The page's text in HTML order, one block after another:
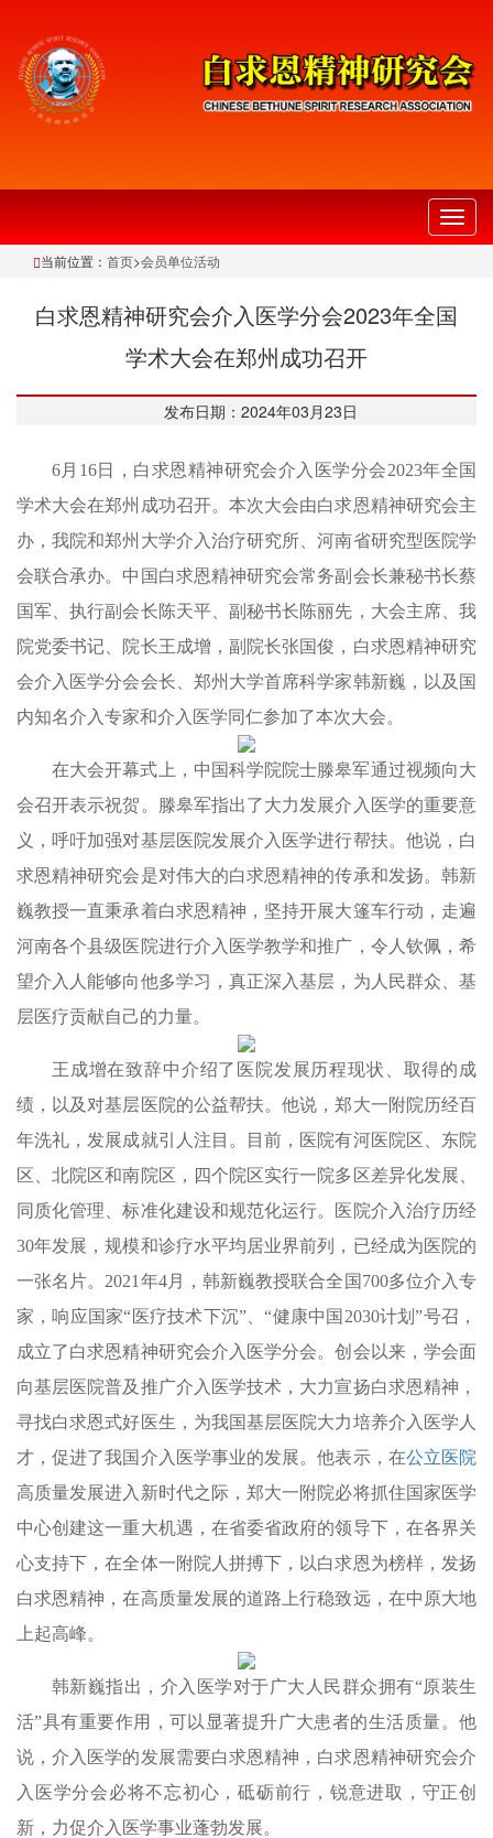
切
换
当前位置： 首页>会员单位活动
白求恩精神研究会介入医学分会2023年全国
学术大会在郑州成功召开
发布日期：2024年03月23日
6月16日，白求恩精神研究会介入医学分会2023年全国
学术大会在郑州成功召开。本次大会由白求恩精神研究会主
办，我院和郑州大学介入治疗研究所、河南省研究型医院学
会联合承办。中国白求恩精神研究会常务副会长兼秘书长蔡
国军、执行副会长陈天平、副秘书长陈丽先，大会主席、我
院党委书记、院长王成增，副院长张国俊，白求恩精神研究
会介入医学分会会长、郑州大学首席科学家韩新巍，以及国
内知名介入专家和介入医学同仁参加了本次大会。
在大会开幕式上，中国科学院院士滕皋军通过视频向大
会召开表示祝贺。滕皋军指出了大力发展介入医学的重要意
义，呼吁加强对基层医院发展介入医学进行帮扶。他说，白
求恩精神研究会是对伟大的白求恩精神的传承和发扬。韩新
巍教授一直秉承着白求恩精神，坚持开展大篷车行动，走遍
河南各个县级医院进行介入医学教学和推广，令人钦佩，希
望介入人能够向他多学习，真正深入基层，为人民群众、基
层医疗贡献自己的力量。
王成增在致辞中介绍了医院发展历程现状、取得的成
绩，以及对基层医院的公益帮扶。他说，郑大一附院历经百
年洗礼，发展成就引人注目。目前，医院有河医院区、东院
区、北院区和南院区，四个院区实行一院多区差异化发展、
同质化管理、标准化建设和规范化运行。医院介入治疗历经
30年发展，规模和诊疗水平均居业界前列，已经成为医院的
一张名片。2021年4月，韩新巍教授联合全国700多位介入专
家，响应国家“医疗技术下沉”、“健康中国2030计划”号召，
成立了白求恩精神研究会介入医学分会。创会以来，学会面
向基层医院普及推广介入医学技术，大力宣扬白求恩精神，
寻找白求恩式好医生，为我国基层医院大力培养介入医学人
才，促进了我国介入医学事业的发展。他表示，在公立医院
高质量发展进入新时代之际，郑大一附院必将抓住国家医学
中心创建这一重大机遇，在省委省政府的领导下，在各界关
心支持下，在全体一附院人拼搏下，以白求恩为榜样，发扬
白求恩精神，在高质量发展的道路上行稳致远，在中原大地
上起高峰。
韩新巍指出，介入医学对于广大人民群众拥有“原装生
活”具有重要作用，可以显著提升广大患者的生活质量。他
说，介入医学的发展需要白求恩精神，白求恩精神研究会介
入医学分会必将不忘初心，砥砺前行，锐意进取，守正创
新，力促介入医学事业蓬勃发展。